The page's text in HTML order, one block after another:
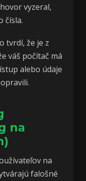
vyzeral,
čísla.
tvrdí, že je z
váš počítač má
alebo údaje
na
na
falošné